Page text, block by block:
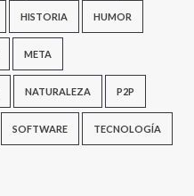
HISTORIA HUMOR
META
NATURALEZA P2P
SOFTWARE TECNOLOGÍA